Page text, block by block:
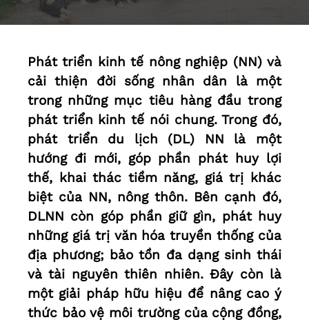
Phát triển kinh tế nông nghiệp (NN) và
cải thiện đời sống nhân dân là một
trong những mục tiêu hàng đầu trong
phát triển kinh tế nói chung. Trong đó,
phát triển du lịch (DL) NN là một
hướng đi mới, góp phần phát huy lợi
thế, khai thác tiềm năng, giá trị khác
biệt của NN, nông thôn. Bên cạnh đó,
DLNN còn góp phần giữ gìn, phát huy
những giá trị văn hóa truyền thống của
địa phương; bảo tồn đa dạng sinh thái
và tài nguyên thiên nhiên. Đây còn là
một giải pháp hữu hiệu để nâng cao ý
thức bảo vệ môi trường của cộng đồng,